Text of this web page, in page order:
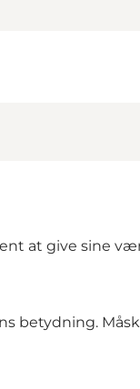
at give sine
betydning.